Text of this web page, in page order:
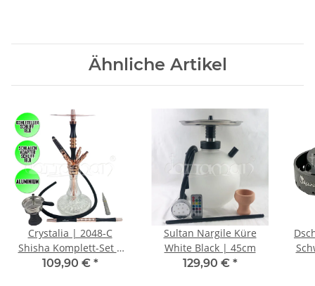
Ähnliche Artikel
Crystalia | 2048-C
Shisha Komplett-Set |
Rosègold
109,90 € *
Sultan Nargile Küre
White Black | 45cm
129,90 € *